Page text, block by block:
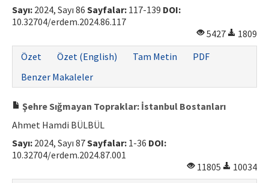
İletişim
Sayı: 2024, Sayı 86 Sayfalar: 117-139 DOI:
10.32704/erdem.2024.86.117
5427
1809
Özet
Özet (English) Tam Metin
PDF
Benzer Makaleler
Şehre Sığmayan Topraklar: İstanbul Bostanları
Ahmet Hamdi BÜLBÜL
Sayı: 2024, Sayı 87Sayfalar: 1-36 DOI:
10.32704/erdem.2024.87.001
11805
10034